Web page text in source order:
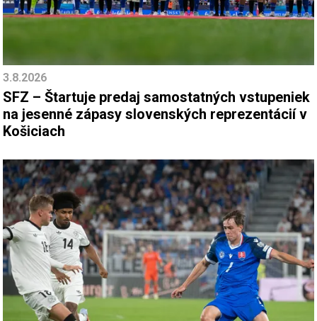
3.8.2026
SFZ – Štartuje predaj samostatných vstupeniek
na jesenné zápasy slovenských reprezentácií v
Košiciach